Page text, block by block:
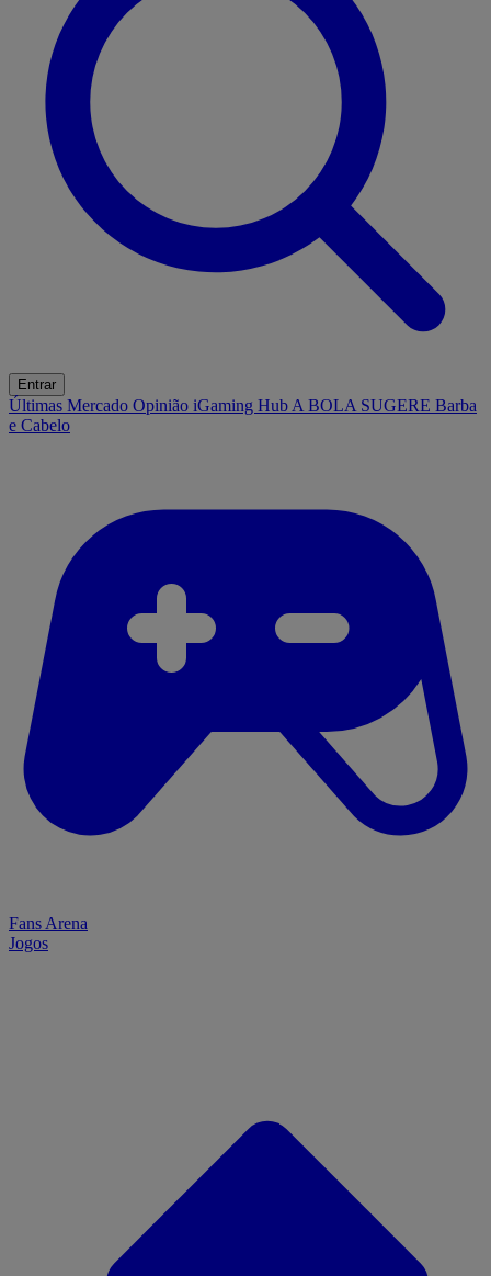
Entrar
Últimas Mercado Opinião iGaming Hub A BOLA SUGERE Barba
e Cabelo
Fans Arena
Jogos